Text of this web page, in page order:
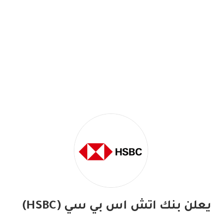
يعلن بنك اتش اس بي سي (HSBC)